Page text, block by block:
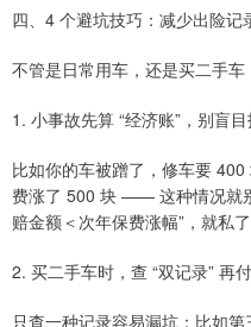
四、4 个避坑技巧：减少出险记
不管是日常用车，还是买二手
1. 小事故先算 “经济账”，别盲
比如你的车被蹭了，修车要
费涨了 500 块 —— 这种情况就
赔金额＜次年保费涨幅”，就私
2. 买二手车时，查 “双记录” 再
只查一种记录容易漏坑：比如